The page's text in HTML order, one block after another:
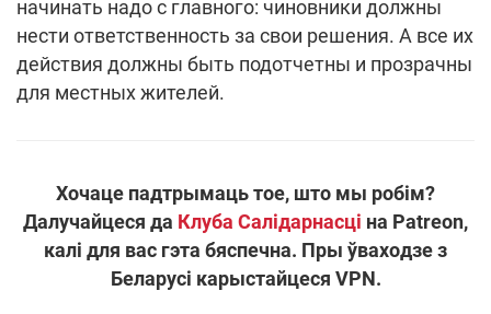
начинать надо с главного: чиновники должны
нести ответственность за свои решения. А все их
действия должны быть подотчетны и прозрачны
для местных жителей.
Хочаце падтрымаць тое, што мы робім?
Далучайцеся да Клуба Салідарнасці на Patreon,
калі для вас гэта бяспечна. Пры ўваходзе з
Беларусі карыстайцеся VPN.